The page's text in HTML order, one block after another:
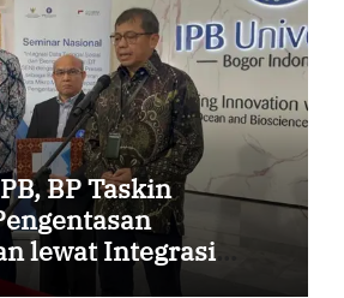
BP Taskin
lewat Integrasi
Data Desa Presisi